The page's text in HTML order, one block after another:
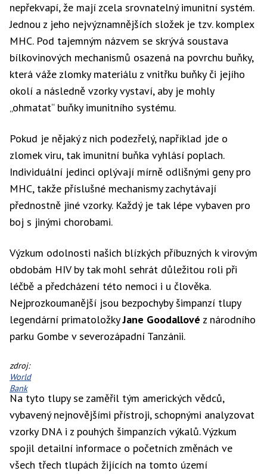
nepřekvapí, že mají zcela srovnatelný imunitní systém.
Jednou z jeho nejvýznamnějších složek je tzv. komplex
MHC. Pod tajemným názvem se skrývá soustava
bílkovinových mechanismů osazená na povrchu buňky,
která váže zlomky materiálu z vnitřku buňky či jejího
okolí a následně vzorky vystaví, aby je mohly
„ohmatat“ buňky imunitního systému.
Pokud je nějaký z nich podezřelý, například jde o
zlomek viru, tak imunitní buňka vyhlásí poplach.
Individuální jedinci oplývají mírně odlišnými geny pro
MHC, takže příslušné mechanismy zachytávají
přednostně jiné vzorky. Každý je tak lépe vybaven pro
boj s jinými chorobami.
Výzkum odolnosti našich blízkých příbuzných k virovým
obdobám HIV by tak mohl sehrát důležitou roli při
léčbě a předcházení této nemoci i u člověka.
Nejprozkoumanější jsou bezpochyby šimpanzí tlupy
legendární primatoložkyJane Goodallové z národního
parku Gombe v severozápadní Tanzánii.
Jane
Goodallová
(vlevo)
na
diskuzi
ve
Světové
bance
zdroj:
World
Bank
Na tyto tlupy se zaměřil tým amerických vědců,
vybavený nejnovějšími přístroji, schopnými analyzovat
vzorky DNA i z pouhých šimpanzích výkalů. Výzkum
spojil detailní informace o početních změnách ve
všech třech tlupách žijících na tomto území